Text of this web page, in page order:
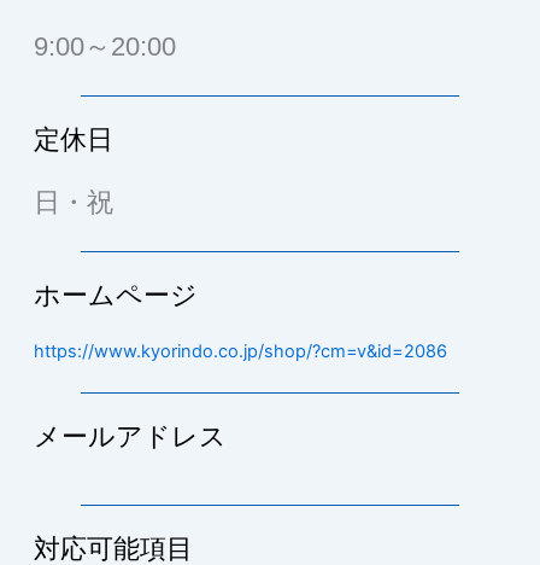
9:00～20:00
定休日
日・祝
ホームページ
https://www.kyorindo.co.jp/shop/?cm=v&id=2086
メールアドレス
対応可能項目